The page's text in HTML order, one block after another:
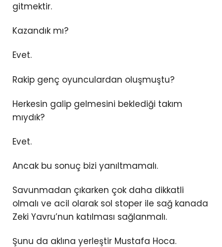
gitmektir.
Kazandık mı?
Evet.
Rakip genç oyunculardan oluşmuştu?
Herkesin galip gelmesini beklediği takım
mıydık?
Evet.
Ancak bu sonuç bizi yanıltmamalı.
Savunmadan çıkarken çok daha dikkatli
olmalı ve acil olarak sol stoper ile sağ kanada
Zeki Yavru’nun katılması sağlanmalı.
Şunu da aklına yerleştir Mustafa Hoca.